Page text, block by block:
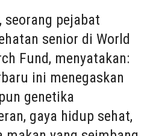
pejabat
senior di World
Fund, menyatakan:
ini menegaskan
genetika
gaya hidup sehat,